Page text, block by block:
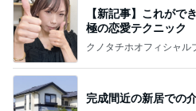
【新記事】これがで
極の恋愛テクニック
クノタチホオフィシャル
完成間近の新居での